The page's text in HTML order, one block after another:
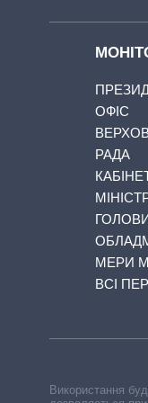
ОФІС
РАДА
МЕРИ
ВСІ
Використання